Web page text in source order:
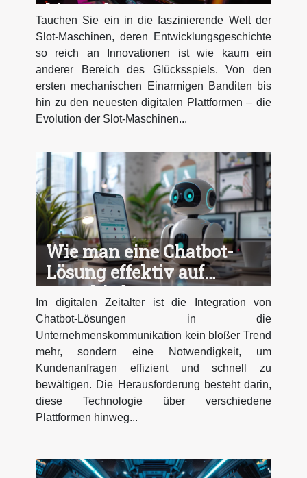
bis modern
Tauchen Sie ein in die faszinierende Welt der
Slot-Maschinen, deren Entwicklungsgeschichte
so reich an Innovationen ist wie kaum ein
anderer Bereich des Glücksspiels. Von den
ersten mechanischen Einarmigen Banditen bis
hin zu den neuesten digitalen Plattformen – die
Evolution der Slot-Maschinen...
Wie man eine Chatbot-
Lösung effektiv auf
verschiedenen
Plattformen einsetzt
Im digitalen Zeitalter ist die Integration von
Chatbot-Lösungen in die
Unternehmenskommunikation kein bloßer Trend
mehr, sondern eine Notwendigkeit, um
Kundenanfragen effizient und schnell zu
bewältigen. Die Herausforderung besteht darin,
diese Technologie über verschiedene
Plattformen hinweg...